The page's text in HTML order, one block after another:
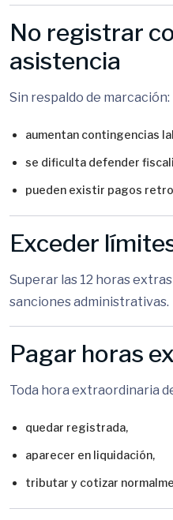
No registrar
asistencia
Sin respaldo de marcación:
aumentan contingencias
se dificulta defender
pueden existir pagos
Exceder
Superar las 12 horas
sanciones administrativas.
Pagar horas
Toda hora extraordinaria
quedar registrada,
aparecer en liquidación,
tributar y cotizar